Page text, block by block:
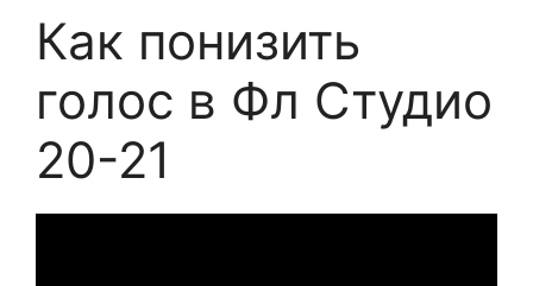
Как понизить
голос в Фл Студио
20-21